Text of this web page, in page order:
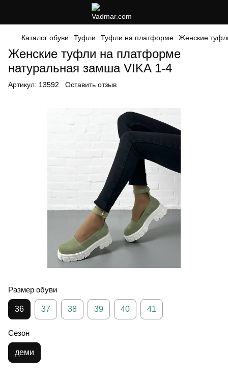
Каталог обуви Туфли Туфли на платформе Женские
Женские туфли на платформе
натуральная замша VIKA 1-4
Артикул: 13592 Оставить отзыв
Размер обуви
36 37 38 39 40 41
Сезон
деми